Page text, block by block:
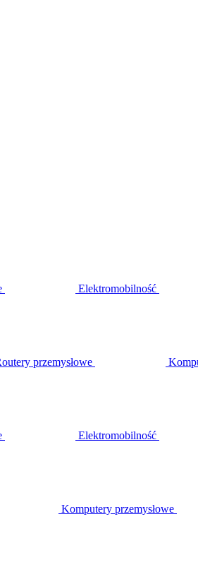
Elektromobilność
przemysłowe
Elektromobilność
Komputery przemysłowe